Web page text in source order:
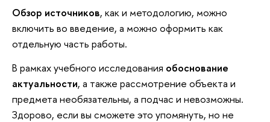
Обзор источников, как и методологию, можно
включить во введение, а можно оформить как
отдельную часть работы.
В рамках учебного исследования обоснование
актуальности, а также рассмотрение объекта и
предмета необязательны, а подчас и невозможны.
Здорово, если вы сможете это упомянуть, но не